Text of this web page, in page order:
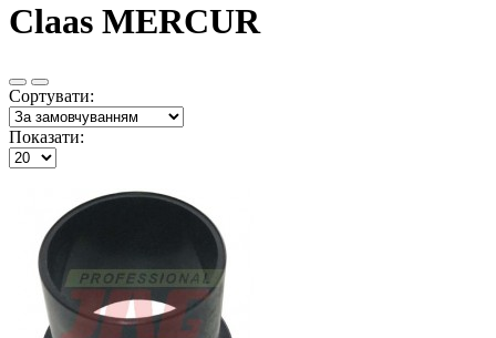
Claas MERCUR
Сортувати:
Показати: